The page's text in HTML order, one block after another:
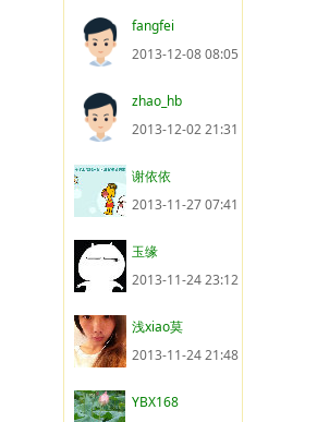
fangfei
2013-12-08 08:05
zhao_hb
2013-12-02 21:31
谢依依
2013-11-27 07:41
玉缘
2013-11-24 23:12
浅xiao莫
2013-11-24 21:48
YBX168